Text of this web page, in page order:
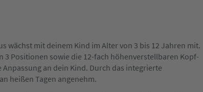
wächst mit deinem Kind im Alter von 3 bis 12 Jahren mit.
Positionen sowie die 12-fach höhenverstellbaren Kopf-
an dein Kind. Durch das integrierte
heißen Tagen angenehm.